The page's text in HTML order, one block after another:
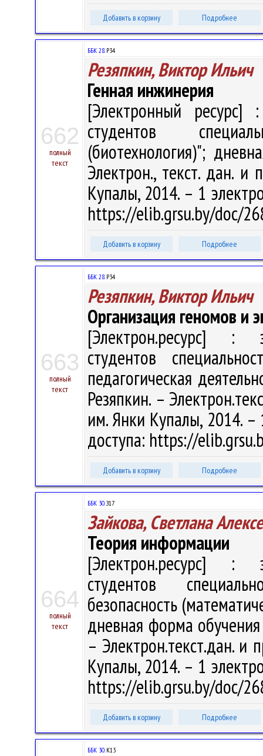
Добавить в корзину Подробнее
662
полный
текст
ББК 28.Р34
Резяпкин, Виктор Ильич
Генная инжинерия
[Электронный ресурс]
студентов
(биотехнология)";
Электрон., текст. дан.
Купалы, 2014. – 1
https://elib.grsu.by/doc/
Добавить в корзину Подробнее
663
полный
текст
ББК 28.Р34
Резяпкин, Виктор Ильич
Организация геномов и
[Электрон.ресурс] :
студентов
педагогическая
Резяпкин. –
им. Янки Купалы, 2014. –
доступа: https://
Добавить в корзину Подробнее
664
полный
текст
ББК 30.З17
Зайкова, Светлана
Теория информации
[Электрон.ресурс] :
студентов
безопасность
дневная форма
– Электрон.текст.дан.
Купалы, 2014. – 1
https://elib.grsu.by/doc/
Добавить в корзину Подробнее
ББК 30.К13